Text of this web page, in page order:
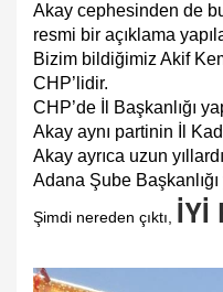
Akay cephesinden de
resmi bir açıklama
Bizim bildiğimiz Akif
CHP’lidir.
CHP’de İl Başkanlığı
Akay aynı partinin İl
Akay ayrıca uzun
Adana Şube
Şimdi nereden çıktı, İYİ